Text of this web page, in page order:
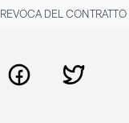
REVOCA DEL CONTRATTO